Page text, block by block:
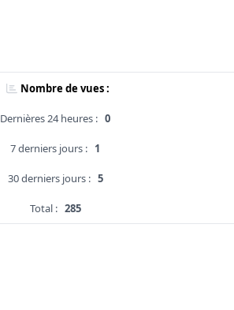
Nombre de vues :
Dernières 24 heures : 0
7 derniers jours : 1
30 derniers jours : 5
Total : 285